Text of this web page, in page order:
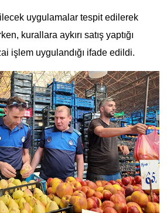
uygulamalar tespit edilerek
kurallara aykırı satış yaptığı
işlem uygulandığı ifade edildi.